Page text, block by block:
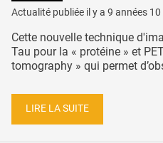
Actualité publiée il y a 9 années
Cette nouvelle technique
Tau pour la « protéine » et
tomography » qui permet
LIRE LA SUITE